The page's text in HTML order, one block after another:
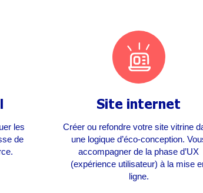
les
de
Site internet
Créer ou refondre votre site vitrine
une logique d’éco-conception.
accompagner de la phase d’UX
(expérience utilisateur) à la mise
ligne.